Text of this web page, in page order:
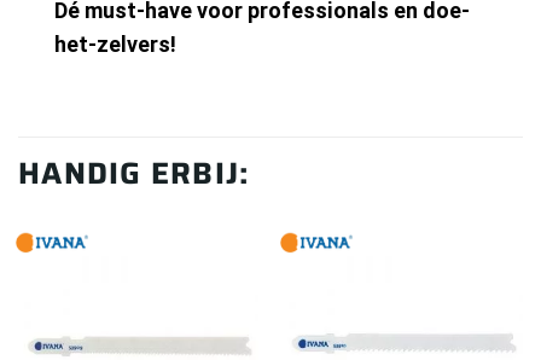
Dé must-have voor professionals en doe-
het-zelvers!
HANDIG ERBIJ: